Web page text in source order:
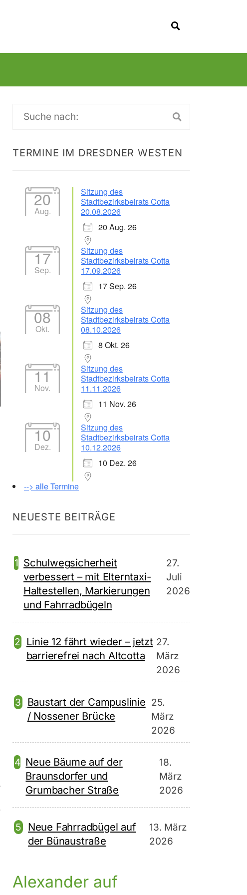
SUCHEN
Suche
TERMINE IM DRESDNER WESTEN
20
Aug.
Sitzung des
Stadtbezirksbeirats Cotta
20.08.2026
20 Aug. 26
17
Sep.
Sitzung des
Stadtbezirksbeirats Cotta
17.09.2026
17 Sep. 26
08
Okt.
Sitzung des
Stadtbezirksbeirats Cotta
08.10.2026
8 Okt. 26
11
Nov.
Sitzung des
Stadtbezirksbeirats Cotta
11.11.2026
11 Nov. 26
10
Dez.
Sitzung des
Stadtbezirksbeirats Cotta
10.12.2026
10 Dez. 26
--> alle Termine
NEUESTE BEITRÄGE
Schulwegsicherheit
verbessert – mit Elterntaxi-
Haltestellen, Markierungen
und Fahrradbügeln
27.
Juli
2026
Linie 12 fährt wieder – jetzt
barrierefrei nach Altcotta
27.
März
2026
Baustart der Campuslinie
/ Nossener Brücke
25.
März
2026
Neue Bäume auf der
Braunsdorfer und
Grumbacher Straße
18.
März
2026
Neue Fahrradbügel auf
der Bünaustraße
13. März
2026
Alexander auf